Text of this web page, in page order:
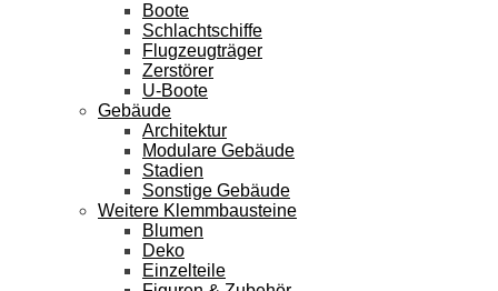
Boote
Schlachtschiffe
Flugzeugträger
Zerstörer
U-Boote
Gebäude
Architektur
Modulare Gebäude
Stadien
Sonstige Gebäude
Weitere Klemmbausteine
Blumen
Deko
Einzelteile